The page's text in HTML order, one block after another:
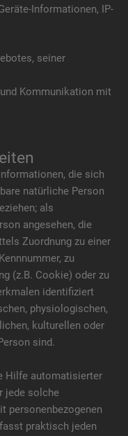
Informationen, IP-
seiner
Kommunikation mit
die sich
natürliche Person
als
angesehen, die
Zuordnung zu einer
zu
(z.B. Cookie) oder zu
identifiziert
physiologischen,
kulturellen oder
sind.
Hilfe automatisierter
jede solche
personenbezogenen
praktisch jeden